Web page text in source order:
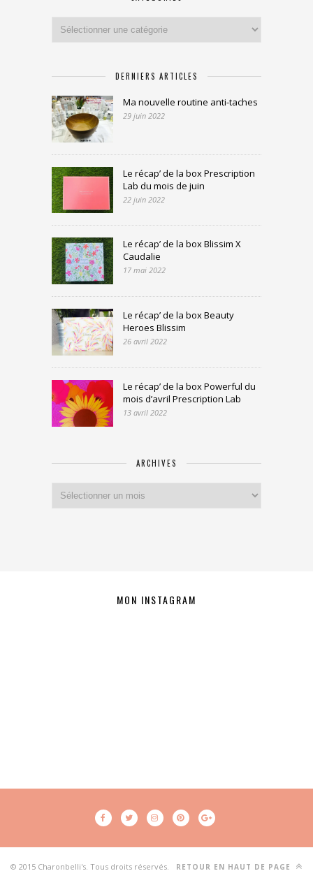
DERNIERS ARTICLES
Ma nouvelle routine anti-taches
29 juin 2022
Le récap’ de la box Prescription
Lab du mois de juin
22 juin 2022
Le récap’ de la box Blissim X
Caudalie
17 mai 2022
Le récap’ de la box Beauty
Heroes Blissim
26 avril 2022
Le récap’ de la box Powerful du
mois d’avril Prescription Lab
13 avril 2022
ARCHIVES
MON INSTAGRAM
© 2015 Charonbelli's. Tous droits réservés. RETOUR EN HAUT DE PAGE